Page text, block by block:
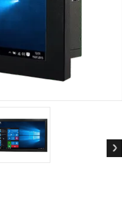
ATEX-Klasse
in ATEX-Qualität
Handheld